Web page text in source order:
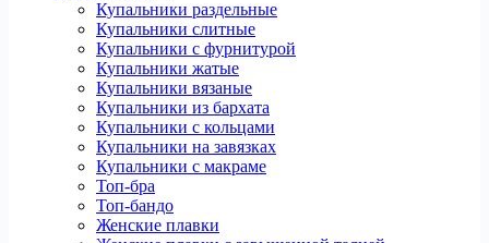
Купальники раздельные
Купальники слитные
Купальники с фурнитурой
Купальники жатые
Купальники вязаные
Купальники из бархата
Купальники с кольцами
Купальники на завязках
Купальники с макраме
Топ-бра
Топ-бандо
Женские плавки